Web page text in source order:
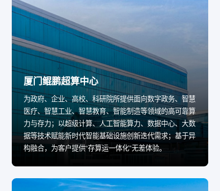
厦门鲲鹏超算中心
为政府、企业、高校、科研院所提供面向数字政务、智慧
医疗、智慧工业、智慧教育、智能制造等领域的高可靠算
力与存力；以超级计算、人工智能算力、数据中心、大数
据等技术赋能新时代智能基础设施创新迭代需求；基于异
构融合，为客户提供“存算运一体化”无差体验。